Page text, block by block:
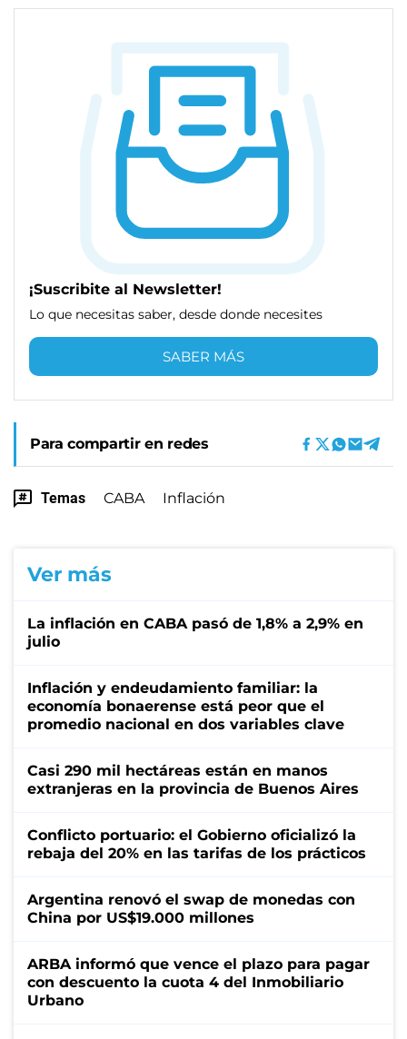
¡Suscribite al Newsletter!
Lo que necesitas saber, desde donde necesites
SABER MÁS
Para compartir en redes
Temas CABA Inflación
Ver más
La inflación en CABA pasó de 1,8% a 2,9% en
julio
Inflación y endeudamiento familiar: la
economía bonaerense está peor que el
promedio nacional en dos variables clave
Casi 290 mil hectáreas están en manos
extranjeras en la provincia de Buenos Aires
Conflicto portuario: el Gobierno oficializó la
rebaja del 20% en las tarifas de los prácticos
Argentina renovó el swap de monedas con
China por US$19.000 millones
ARBA informó que vence el plazo para pagar
con descuento la cuota 4 del Inmobiliario
Urbano